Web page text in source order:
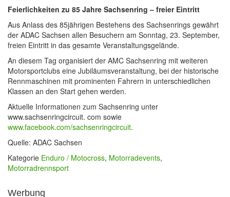
Feierlichkeiten zu 85 Jahre Sachsenring – freier Eintritt
Aus Anlass des 85jährigen Bestehens des Sachsenrings gewährt
der ADAC Sachsen allen Besuchern am Sonntag, 23. September,
freien Eintritt in das gesamte Veranstaltungsgelände.
An diesem Tag organisiert der AMC Sachsenring mit weiteren
Motorsportclubs eine Jubiläumsveranstaltung, bei der historische
Rennmaschinen mit prominenten Fahrern in unterschiedlichen
Klassen an den Start gehen werden.
Aktuelle Informationen zum Sachsenring unter
www.sachsenringcircuit. com sowie
www.facebook.com/sachsenringcircuit.
Quelle: ADAC Sachsen
Kategorie Enduro / Motocross, Motorradevents,
Motorradrennsport
Werbung